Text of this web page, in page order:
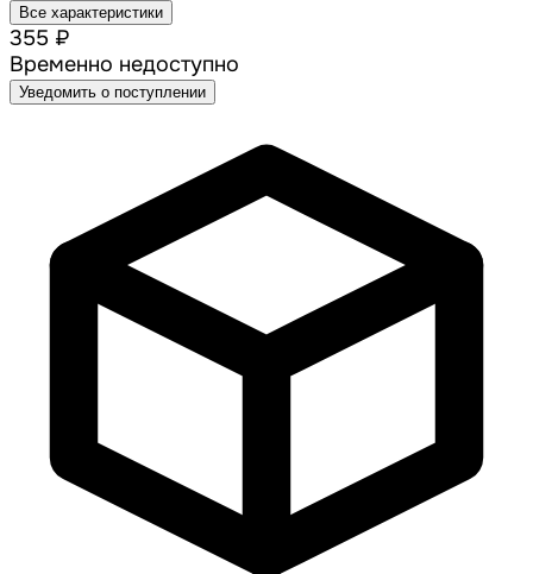
Все характеристики
355 ₽
Временно недоступно
Уведомить о поступлении